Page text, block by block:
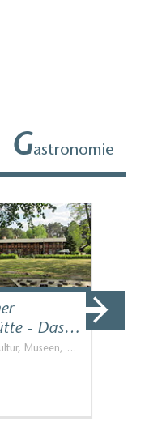
Gastronomie
- Das…
Museen, …